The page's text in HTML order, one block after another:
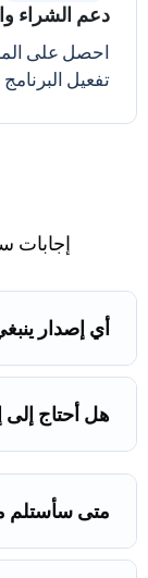
دعم الشراء
احصل على
تفعيل
إجابات
أي إصدار
هل أحتاج إلى
متى سأستلم